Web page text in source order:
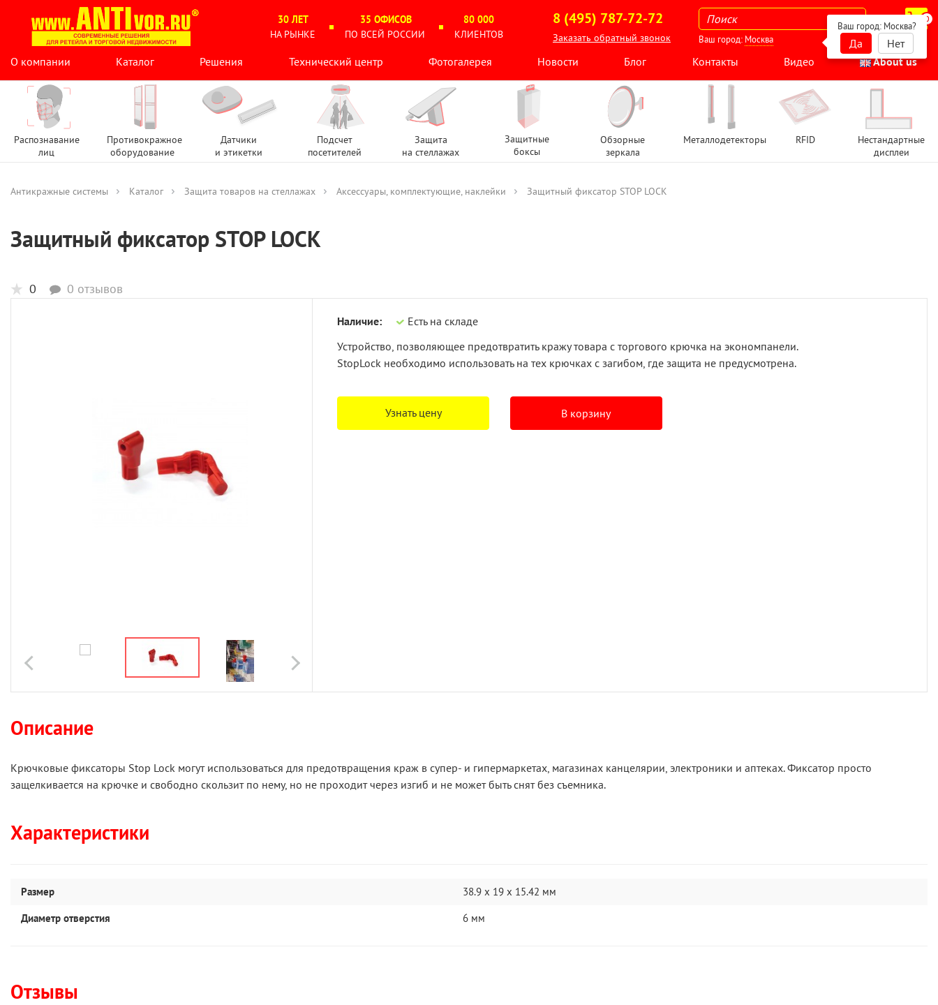
30 ЛЕТ
НА РЫНКЕ
35 ОФИСОВ
ПО ВСЕЙ РОССИИ
80 000
КЛИЕНТОВ
8 (495) 787-72-72
Заказать обратный звонок
0
Ваш город: Москва
Ваш город: Москва?
Да
Нет
О компании
Каталог Решения Технический центр Фотогалерея Новости Блог Контакты Видео About us
Распознавание
лиц
Противокражное
оборудование
Датчики
и этикетки
Подсчет
посетителей
Защита
на стеллажах
Защитные
боксы
Обзорные
зеркала
Металлодетекторы RFID
Нестандартные
дисплеи
Антикражные системы Каталог Защита товаров на стеллажах Аксессуары, комплектующие, наклейки Защитный фиксатор STOP LOCK
Защитный фиксатор STOP LOCK
0 0 отзывов
Наличие:
Есть на складе
Устройство, позволяющее предотвратить кражу товара с торгового крючка на экономпанели.
StopLock необходимо использовать на тех крючках с загибом, где защита не предусмотрена.
Узнать цену В корзину
Описание
Крючковые фиксаторы Stop Lock могут использоваться для предотвращения краж в супер- и гипермаркетах, магазинах канцелярии, электроники и аптеках. Фиксатор просто
защелкивается на крючке и свободно скользит по нему, но не проходит через изгиб и не может быть снят без съемника.
Характеристики
Размер
38.9 х 19 х 15.42 мм
Диаметр отверстия
6 мм
Отзывы